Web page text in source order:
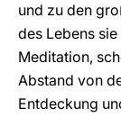
und zu den
des Lebens
Meditation,
Abstand von
Entdeckung